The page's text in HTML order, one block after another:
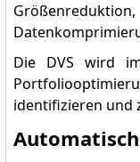
Die DVS wird
identifizieren und